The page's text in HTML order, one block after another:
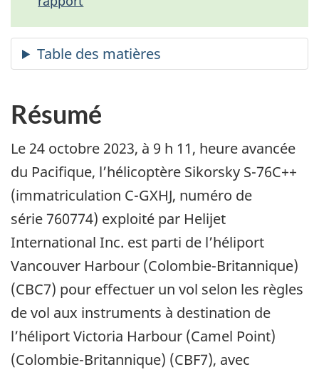
Résumé
Le 24 octobre 2023, à 9 h 11, heure avancée
du Pacifique, l’hélicoptère Sikorsky S-76C++
(immatriculation C-GXHJ, numéro de
série 760774) exploité par Helijet
International Inc. est parti de l’héliport
Vancouver Harbour (Colombie-Britannique)
(CBC7) pour effectuer un vol selon les règles
de vol aux instruments à destination de
l’héliport Victoria Harbour (Camel Point)
(Colombie-Britannique) (CBF7), avec